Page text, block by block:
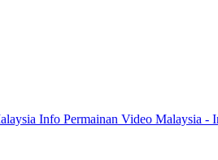
Info Permainan Video Malaysia -